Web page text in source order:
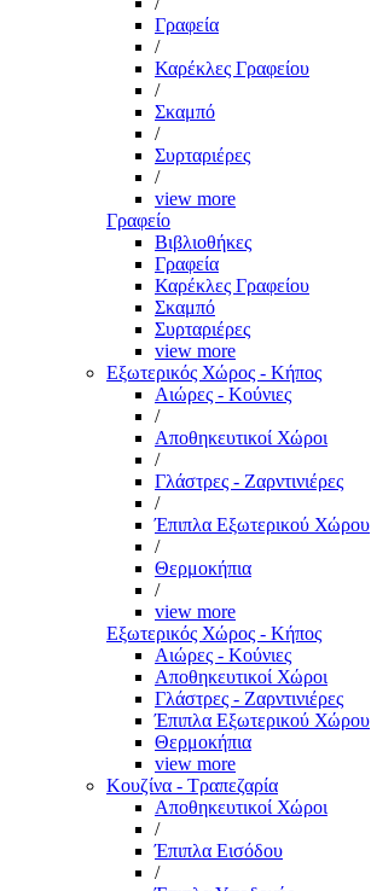
Γραφεία
/
Καρέκλες Γραφείου
/
Σκαμπό
/
Συρταριέρες
/
view more
Γραφείο
Βιβλιοθήκες
Γραφεία
Καρέκλες Γραφείου
Σκαμπό
Συρταριέρες
view more
Εξωτερικός Χώρος - Κήπος
Αιώρες - Κούνιες
/
Αποθηκευτικοί Χώροι
/
Γλάστρες - Ζαρντινιέρες
/
Έπιπλα Εξωτερικού Χώρου
/
Θερμοκήπια
/
view more
Εξωτερικός Χώρος - Κήπος
Αιώρες - Κούνιες
Αποθηκευτικοί Χώροι
Γλάστρες - Ζαρντινιέρες
Έπιπλα Εξωτερικού Χώρου
Θερμοκήπια
view more
Κουζίνα - Τραπεζαρία
Αποθηκευτικοί Χώροι
/
Έπιπλα Εισόδου
/